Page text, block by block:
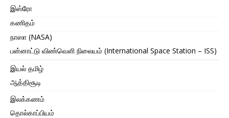
இஸ்ரோ
கணிதம்
நாஸா (NASA)
பன்னாட்டு விண்வெளி நிலையம் (International Space Station – ISS)
இயல் தமிழ்
ஆத்திசூடி
இலக்கணம்
தொல்காப்பியம்